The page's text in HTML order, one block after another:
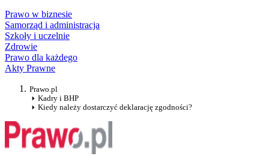
Prawo w biznesie
Samorząd i administracja
Szkoły i uczelnie
Zdrowie
Prawo dla każdego
Akty Prawne
Prawo.pl
Kadry i BHP
Kiedy należy dostarczyć deklarację zgodności?